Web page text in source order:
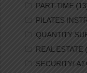
PART-TIME
PILATES
QUANTITY
REAL ESTATE
SECURITY/